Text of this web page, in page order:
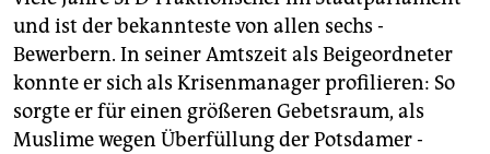
und ist der bekannteste von allen sechs ­
Bewerbern. In seiner Amtszeit als Beigeordneter
konnte er sich als Krisenmanager profilieren: So
sorgte er für einen größeren Gebetsraum, als
Muslime wegen Überfüllung der Potsdamer ­